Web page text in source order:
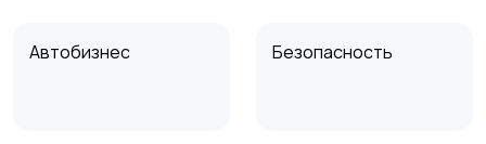
Автобизнес Безопасность